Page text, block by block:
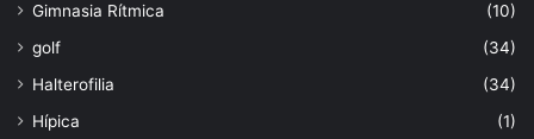
Gimnasia Rítmica
(10)
golf
(34)
Halterofilia
(34)
Hípica
(1)